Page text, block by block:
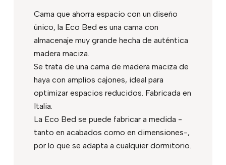
Cama que ahorra espacio con un diseño
único, la Eco Bed es una cama con
almacenaje muy grande hecha de auténtica
madera maciza.
Se trata de una cama de madera maciza de
haya con amplios cajones, ideal para
optimizar espacios reducidos. Fabricada en
Italia.
La Eco Bed se puede fabricar a medida -
tanto en acabados como en dimensiones-,
por lo que se adapta a cualquier dormitorio.